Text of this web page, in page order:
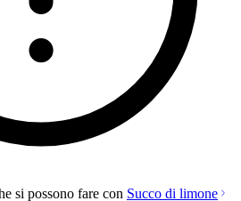
si possono fare con Succo di limone